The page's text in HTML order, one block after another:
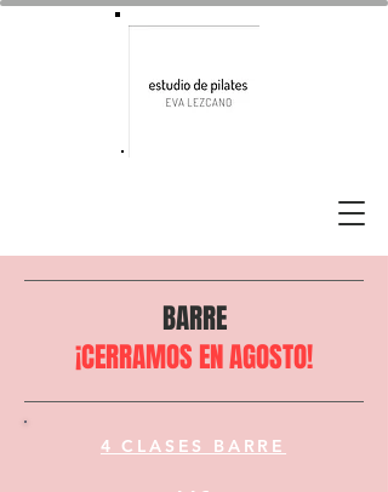
BARRE
¡CERRAMOS EN AGOSTO!
4 CLASES BARRE